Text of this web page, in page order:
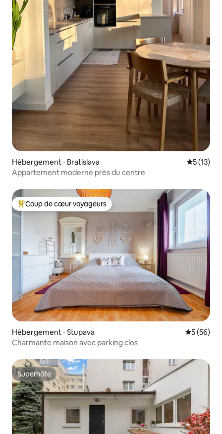
Hébergement ⋅ Bratislava
5 (13)
Appartement moderne près du centre
Coups de cœur voyageurs les plus appréciés
Coup de cœur voyageurs
Hébergement ⋅ Stupava
5 (56)
Charmante maison avec parking clos
Superhôte
Superhôte